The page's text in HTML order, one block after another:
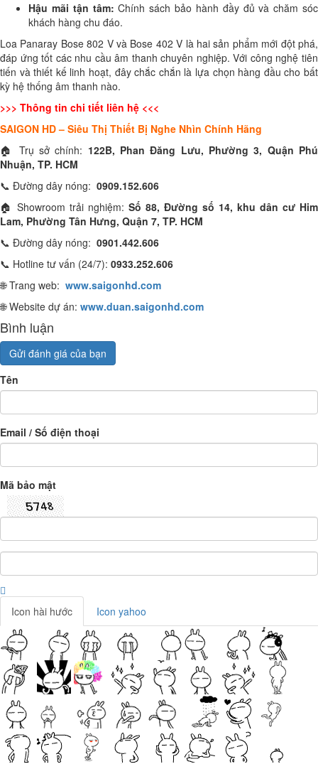
Hậu mãi tận tâm: Chính sách bảo hành đầy đủ và chăm sóc
khách hàng chu đáo.
Loa Panaray Bose 802 V và Bose 402 V là hai sản phẩm mới đột phá,
đáp ứng tốt các nhu cầu âm thanh chuyên nghiệp. Với công nghệ tiên
tiến và thiết kế linh hoạt, đây chắc chắn là lựa chọn hàng đầu cho bất
kỳ hệ thống âm thanh nào.
>>> Thông tin chi tiết liên hệ <<<
SAIGON HD – Siêu Thị Thiết Bị Nghe Nhìn Chính Hãng
🏠 Trụ sở chính: 122B, Phan Đăng Lưu, Phường 3, Quận Phú
Nhuận, TP. HCM
📞 Đường dây nóng: 0909.152.606
🏠 Showroom trải nghiệm: Số 88, Đường số 14, khu dân cư Him
Lam, Phường Tân Hưng, Quận 7, TP. HCM
📞 Đường dây nóng: 0901.442.606
📞 Hotline tư vấn (24/7): 0933.252.606
🌐 Trang web: www.saigonhd.com
🌐 Website dự án: www.duan.saigonhd.com
Bình luận
Gửi đánh giá của bạn
Tên
Email / Số điện thoại
Mã bảo mật
Icon hài hước Icon yahoo